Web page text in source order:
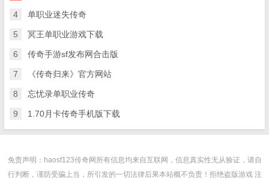
4 单职业迷失传奇
5 冥王单职业游戏下载
6 传奇手游sf发布网合击版
7 《传奇归来》官方网站
8 忘忧录单职业传奇
9 1.70月卡传奇手机版下载
免责声明：haosf123传奇网所有信息均来自互联网，信息真实性无从验证，请自
行判断，谨防受骗上当，所引发的一切法律后果本站概不负责！拒绝盗版游戏 注